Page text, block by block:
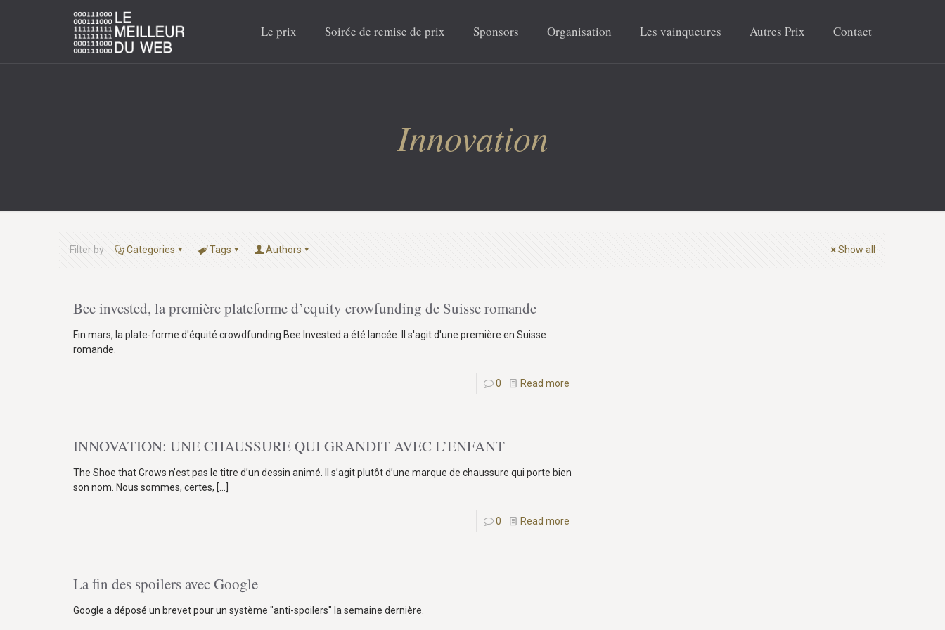
Le prix Soirée de remise de prix Sponsors Organisation Les vainqueures Autres Prix Contact
Innovation
Filter by Categories Tags Authors Show all
Bee invested, la première plateforme d’equity crowfunding de Suisse romande
Fin mars, la plate-forme d'équité crowdfunding Bee Invested a été lancée. Il s'agit d'une première en Suisse
romande.
0 Read more
INNOVATION: UNE CHAUSSURE QUI GRANDIT AVEC L’ENFANT
The Shoe that Grows n’est pas le titre d’un dessin animé. Il s’agit plutôt d’une marque de chaussure qui porte bien
son nom. Nous sommes, certes, […]
0 Read more
La fin des spoilers avec Google
Google a déposé un brevet pour un système "anti-spoilers" la semaine dernière.